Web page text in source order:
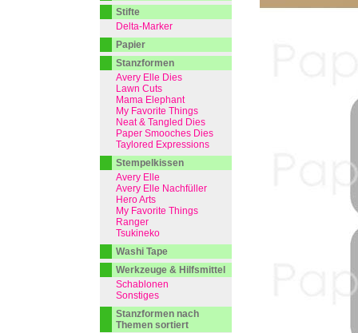
Stifte
Delta-Marker
Papier
Stanzformen
Avery Elle Dies
Lawn Cuts
Mama Elephant
My Favorite Things
Neat & Tangled Dies
Paper Smooches Dies
Taylored Expressions
Stempelkissen
Avery Elle
Avery Elle Nachfüller
Hero Arts
My Favorite Things
Ranger
Tsukineko
Washi Tape
Werkzeuge & Hilfsmittel
Schablonen
Sonstiges
Stanzformen nach
Themen sortiert